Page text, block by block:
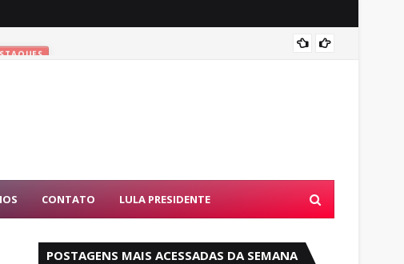
CONTATO LULA PRESIDENTE
POSTAGENS MAIS ACESSADAS DA SEMANA